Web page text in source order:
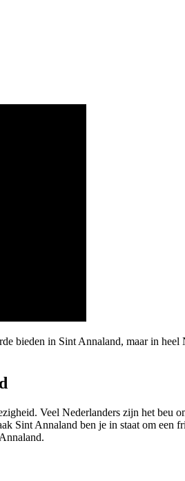
bieden in Sint Annaland, maar in
Veel Nederlanders zijn het
Sint Annaland ben je in staat om